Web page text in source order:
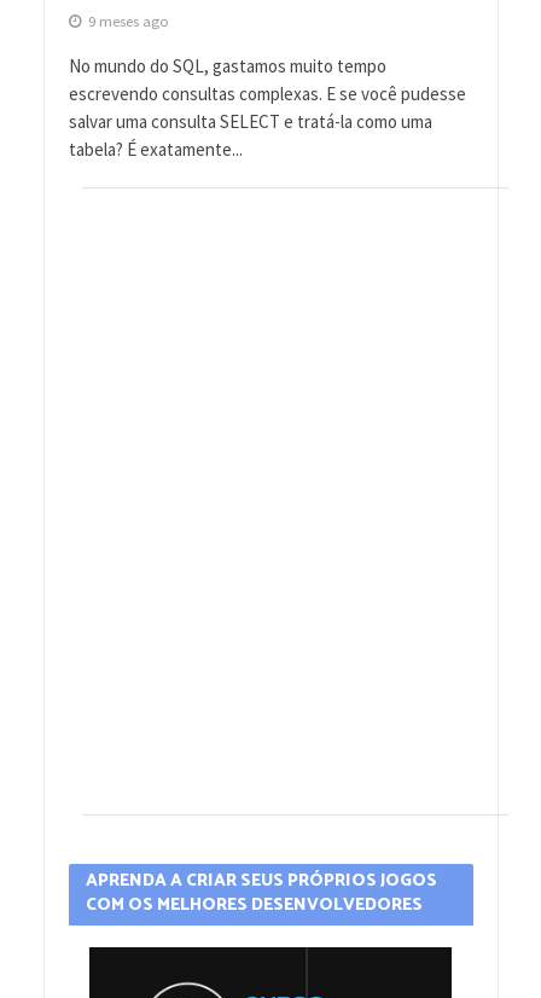
9 meses ago
No mundo do SQL, gastamos muito tempo
escrevendo consultas complexas. E se você pudesse
salvar uma consulta SELECT e tratá-la como uma
tabela? É exatamente...
APRENDA A CRIAR SEUS PRÓPRIOS JOGOS
COM OS MELHORES DESENVOLVEDORES